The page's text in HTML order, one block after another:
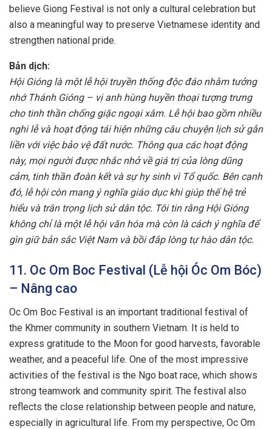
believe Giong Festival is not only a cultural celebration but
also a meaningful way to preserve Vietnamese identity and
strengthen national pride.
Bản dịch:
Hội Gióng là một lễ hội truyền thống độc đáo nhằm tưởng
nhớ Thánh Gióng – vị anh hùng huyền thoại tượng trưng
cho tinh thần chống giặc ngoại xâm. Lễ hội bao gồm nhiều
nghi lễ và hoạt động tái hiện những câu chuyện lịch sử gắn
liền với việc bảo vệ đất nước. Thông qua các hoạt động
này, mọi người được nhắc nhở về giá trị của lòng dũng
cảm, tinh thần đoàn kết và sự hy sinh vì Tổ quốc. Bên cạnh
đó, lễ hội còn mang ý nghĩa giáo dục khi giúp thế hệ trẻ
hiểu và trân trọng lịch sử dân tộc. Tôi tin rằng Hội Gióng
không chỉ là một lễ hội văn hóa mà còn là cách ý nghĩa để
gìn giữ bản sắc Việt Nam và bồi đắp lòng tự hào dân tộc.
11. Oc Om Boc Festival (Lễ hội Óc Om Bóc)
– Nâng cao
Oc Om Boc Festival is an important traditional festival of
the Khmer community in southern Vietnam. It is held to
express gratitude to the Moon for good harvests, favorable
weather, and a peaceful life. One of the most impressive
activities of the festival is the Ngo boat race, which shows
strong teamwork and community spirit. The festival also
reflects the close relationship between people and nature,
especially in agricultural life. From my perspective, Oc Om